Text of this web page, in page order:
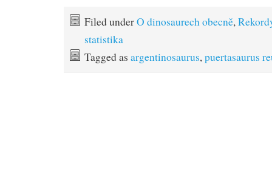
Filed underO dinosaurech obecně,
statistika
Tagged as argentinosaurus,puertasaurus